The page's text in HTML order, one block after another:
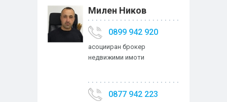
Милен Ников
0899 942 920
асоцииран брокер
недвижими имоти
0877 942 223